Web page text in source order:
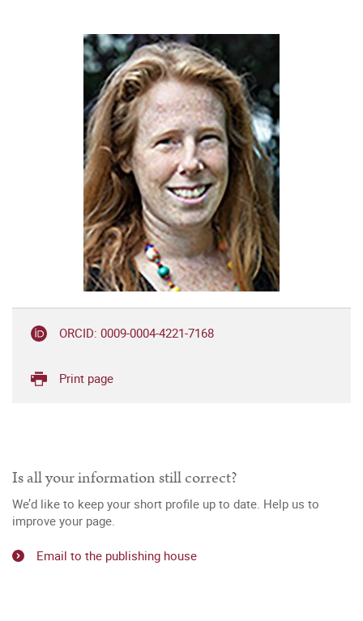
ORCID: 0009-0004-4221-7168
Print page
Is all your information still correct?
We’d like to keep your short profile up to date. Help us to
improve your page.
Email to the publishing house